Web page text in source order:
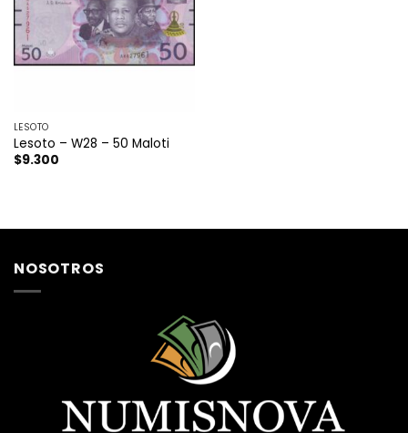
LESOTO
Lesoto – W28 – 50 Maloti
$9.300
NOSOTROS